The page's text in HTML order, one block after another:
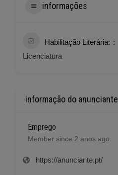
informações
Habilitação Literária:
Licenciatura
informação do anunciante
Emprego
Member since 2 anos ago
https://anunciante.pt/